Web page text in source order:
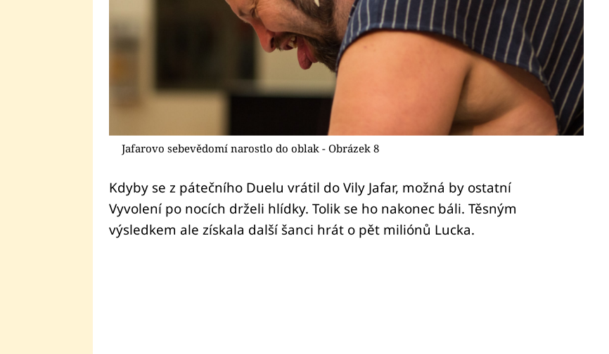
Jafarovo sebevědomí narostlo do oblak - Obrázek 8
Kdyby se z pátečního Duelu vrátil do Vily Jafar, možná by ostatní
Vyvolení po nocích drželi hlídky. Tolik se ho nakonec báli. Těsným
výsledkem ale získala další šanci hrát o pět miliónů Lucka.